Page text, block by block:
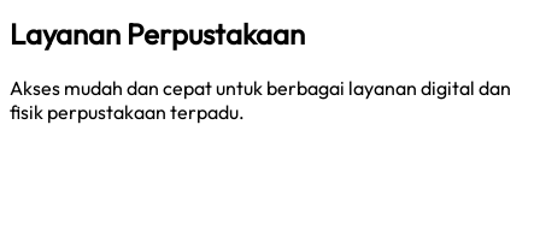
Layanan Perpustakaan
Akses mudah dan cepat untuk berbagai layanan digital dan
fisik perpustakaan terpadu.